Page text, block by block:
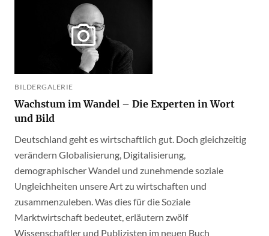
BILDERGALERIE
Wachstum im Wandel – Die Experten in Wort
und Bild
Deutschland geht es wirtschaftlich gut. Doch gleichzeitig
verändern Globalisierung, Digitalisierung,
demographischer Wandel und zunehmende soziale
Ungleichheiten unsere Art zu wirtschaften und
zusammenzuleben. Was dies für die Soziale
Marktwirtschaft bedeutet, erläutern zwölf
Wissenschaftler und Publizisten im neuen Buch